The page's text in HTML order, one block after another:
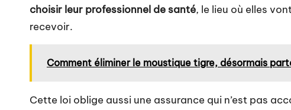
choisir leur professionnel de santé, le lieu où elles
recevoir.
Comment éliminer le moustique tigre, désormais
Cette loi oblige aussi une assurance qui n’est pas